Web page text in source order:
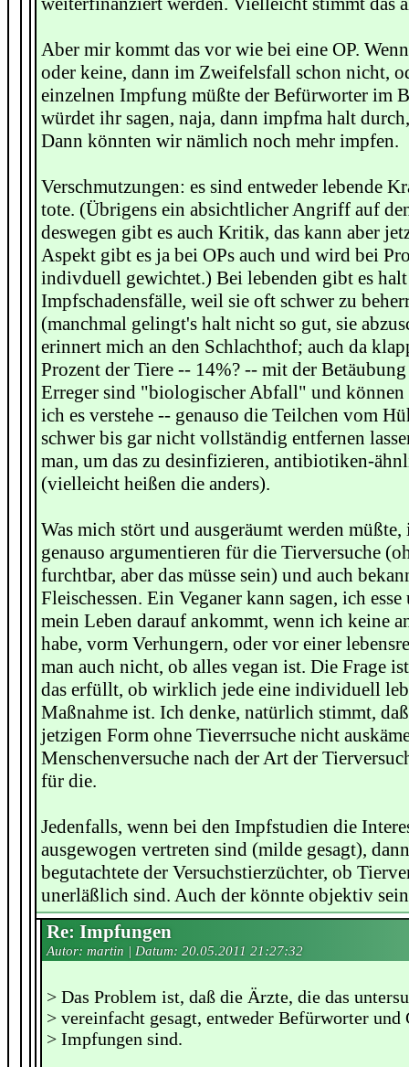
Aber mir kommt das vor wie bei eine OP.
oder keine, dann im Zweifelsfall schon nicht,
einzelnen Impfung müßte der Befürworter im
würdet ihr sagen, naja, dann impfma halt
Dann könnten wir nämlich noch mehr impfen.
Verschmutzungen: es sind entweder lebende
tote. (Übrigens ein absichtlicher Angriff auf
deswegen gibt es auch Kritik, das kann aber
Aspekt gibt es ja bei OPs auch und wird bei
indivduell gewichtet.) Bei lebenden gibt es
Impfschadensfälle, weil sie oft schwer zu
(manchmal gelingt's halt nicht so gut, sie
erinnert mich an den Schlachthof; auch da
Prozent der Tiere -- 14%? -- mit der
Erreger sind "biologischer Abfall" und können
ich es verstehe -- genauso die Teilchen vom
schwer bis gar nicht vollständig entfernen
man, um das zu desinfizieren, antibiotiken-
(vielleicht heißen die anders).
Was mich stört und ausgeräumt werden
genauso argumentieren für die Tierversuche
furchtbar, aber das müsse sein) und auch
Fleischessen. Ein Veganer kann sagen, ich
mein Leben darauf ankommt, wenn ich keine
habe, vorm Verhungern, oder vor einer
man auch nicht, ob alles vegan ist. Die Frage
das erfüllt, ob wirklich jede eine individuell
Maßnahme ist. Ich denke, natürlich stimmt,
jetzigen Form ohne Tieverrsuche nicht
Menschenversuche nach der Art der
für die.
Jedenfalls, wenn bei den Impfstudien die
ausgewogen vertreten sind (milde gesagt),
begutachtete der Versuchstierzüchter, ob
unerläßlich sind. Auch der könnte objektiv
Re: Impfungen
Autor: martin | Datum: 20.05.2011 21:27:32
> Das Problem ist, daß die Ärzte, die das
> vereinfacht gesagt, entweder Befürworter und
> Impfungen sind.